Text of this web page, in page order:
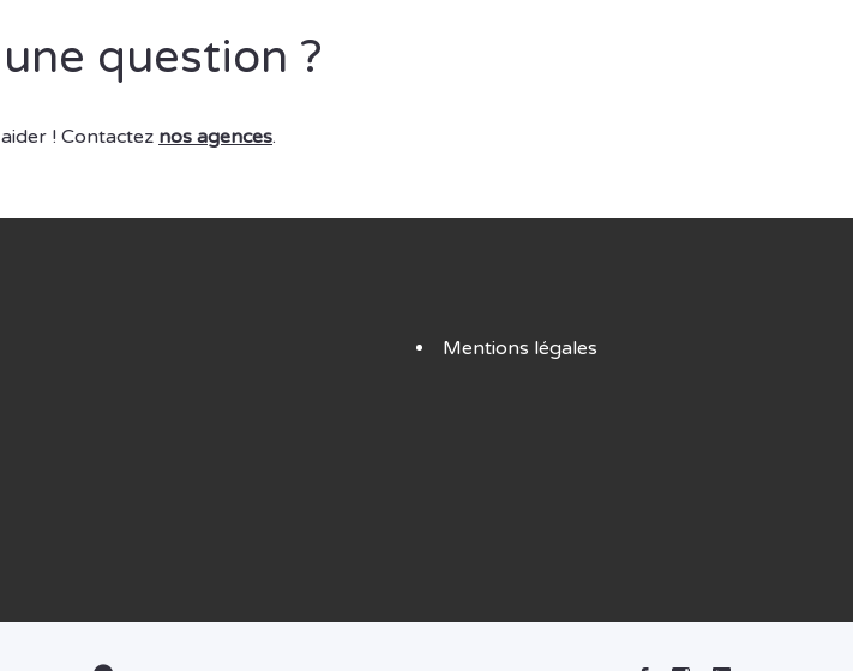
question ?
! Contactez nos agences.
Mentions légales